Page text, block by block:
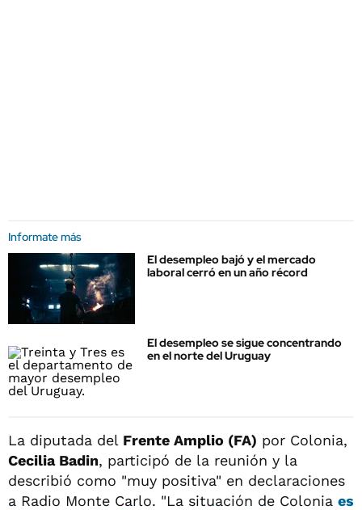
Informate más
El desempleo bajó y el mercado
laboral cerró en un año récord
El desempleo se sigue concentrando
en el norte del Uruguay
La diputada del Frente Amplio (FA) por Colonia,
Cecilia Badin, participó de la reunión y la
describió como "muy positiva" en declaraciones
a Radio Monte Carlo. "La situación de Colonia es